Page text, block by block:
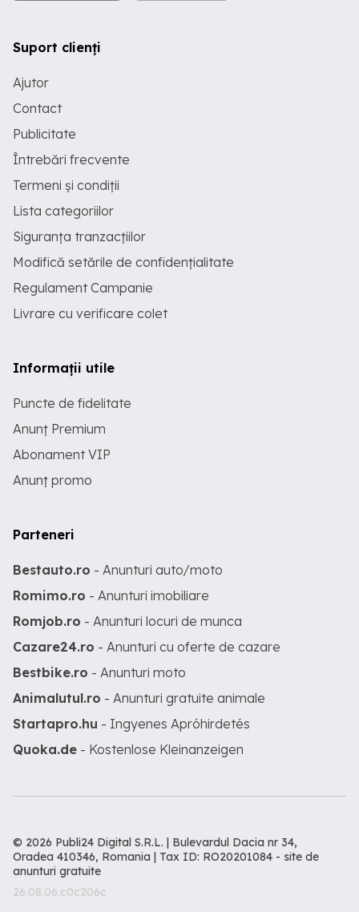
Suport clienți
Ajutor
Contact
Publicitate
Întrebări frecvente
Termeni și condiții
Lista categoriilor
Siguranța tranzacțiilor
Modifică setările de confidențialitate
Regulament Campanie
Livrare cu verificare colet
Informații utile
Puncte de fidelitate
Anunț Premium
Abonament VIP
Anunț promo
Parteneri
Bestauto.ro - Anunturi auto/moto
Romimo.ro - Anunturi imobiliare
Romjob.ro - Anunturi locuri de munca
Cazare24.ro - Anunturi cu oferte de cazare
Bestbike.ro - Anunturi moto
Animalutul.ro - Anunturi gratuite animale
Startapro.hu - Ingyenes Apróhirdetés
Quoka.de - Kostenlose Kleinanzeigen
© 2026 Publi24 Digital S.R.L. | Bulevardul Dacia nr 34,
Oradea 410346, Romania | Tax ID: RO20201084 - site de
anunturi gratuite
26.08.06.c0c206c